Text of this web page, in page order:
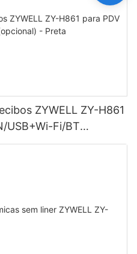
ZYWELL ZY-H861
USB+Wi-Fi/BT